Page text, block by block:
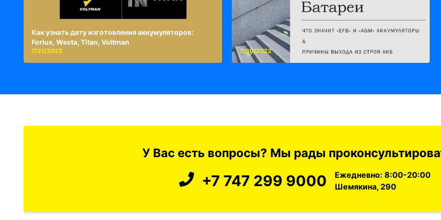
Как узнать дату изготовления аккумуляторов:
Forlux, Westa, Titan, Voltman
7/21/2022 7/30/2022
У Вас есть вопросы? Мы рады
+7 747 299 9000
Ежедневно: 8:00-20:00
Шемякина, 290